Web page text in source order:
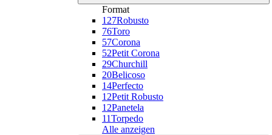
Format
127Robusto
76Toro
57Corona
52Petit Corona
29Churchill
20Belicoso
14Perfecto
12Petit Robusto
12Panetela
11Torpedo
Alle anzeigen